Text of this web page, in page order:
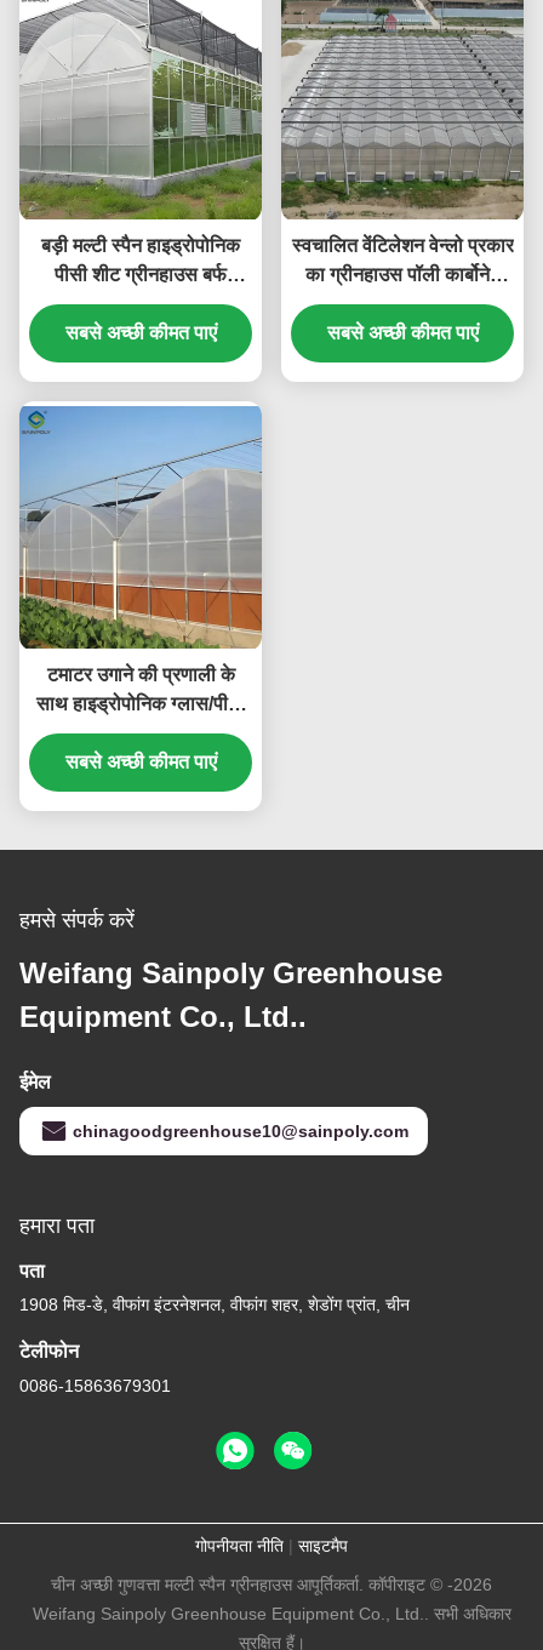
बड़ी मल्टी स्पैन हाइड्रोपोनिक
पीसी शीट ग्रीनहाउस बर्फ
प्रतिरोध मजबूत संरचना
सबसे अच्छी कीमत पाएं
स्वचालित वेंटिलेशन वेन्लो प्रकार
का ग्रीनहाउस पॉली कार्बोनेट
ग्रीनहाउस ऊर्जा कुशल
सबसे अच्छी कीमत पाएं
टमाटर उगाने की प्रणाली के
साथ हाइड्रोपोनिक ग्लास/पीसी
शीट ग्रीनहाउस बड़ा
सबसे अच्छी कीमत पाएं
हमसे संपर्क करें
Weifang Sainpoly Greenhouse
Equipment Co., Ltd..
ईमेल
chinagoodgreenhouse10@sainpoly.com
हमारा पता
पता
1908 मिड-डे, वीफांग इंटरनेशनल, वीफांग शहर, शेडोंग प्रांत, चीन
टेलीफोन
0086-15863679301
गोपनीयता नीति | साइटमैप
चीन अच्छी गुणवत्ता मल्टी स्पैन ग्रीनहाउस आपूर्तिकर्ता. कॉपीराइट © -2026
Weifang Sainpoly Greenhouse Equipment Co., Ltd.. सभी अधिकार
सुरक्षित हैं।